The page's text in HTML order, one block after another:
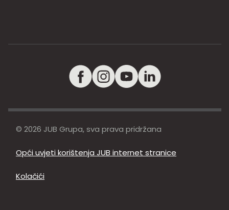
© 2026 JUB Grupa, sva prava pridržana
Opći uvjeti korištenja JUB internet stranice
Kolačići